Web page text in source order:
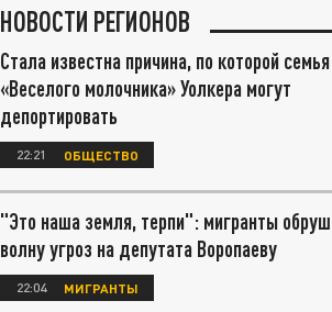
НОВОСТИ РЕГИОНОВ
Стала известна причина, по которой семья
«Веселого молочника» Уолкера могут
депортировать
22:21 ОБЩЕСТВО
"Это наша земля, терпи": мигранты
волну угроз на депутата Воропаеву
22:04 МИГРАНТЫ